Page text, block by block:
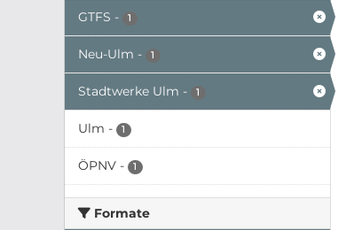
GTFS - 1
Neu-Ulm - 1
Stadtwerke Ulm - 1
Ulm - 1
ÖPNV - 1
Formate